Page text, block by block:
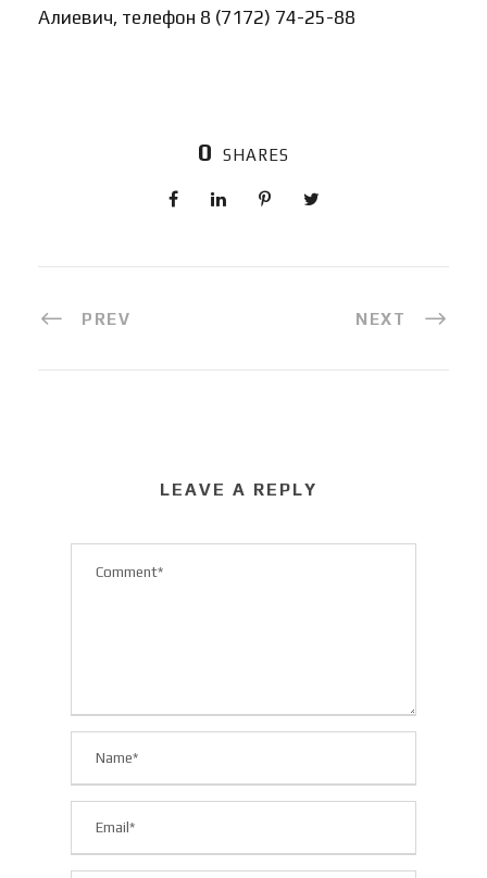
Алиевич, телефон 8 (7172) 74-25-88
0 SHARES
PREV NEXT
LEAVE A REPLY